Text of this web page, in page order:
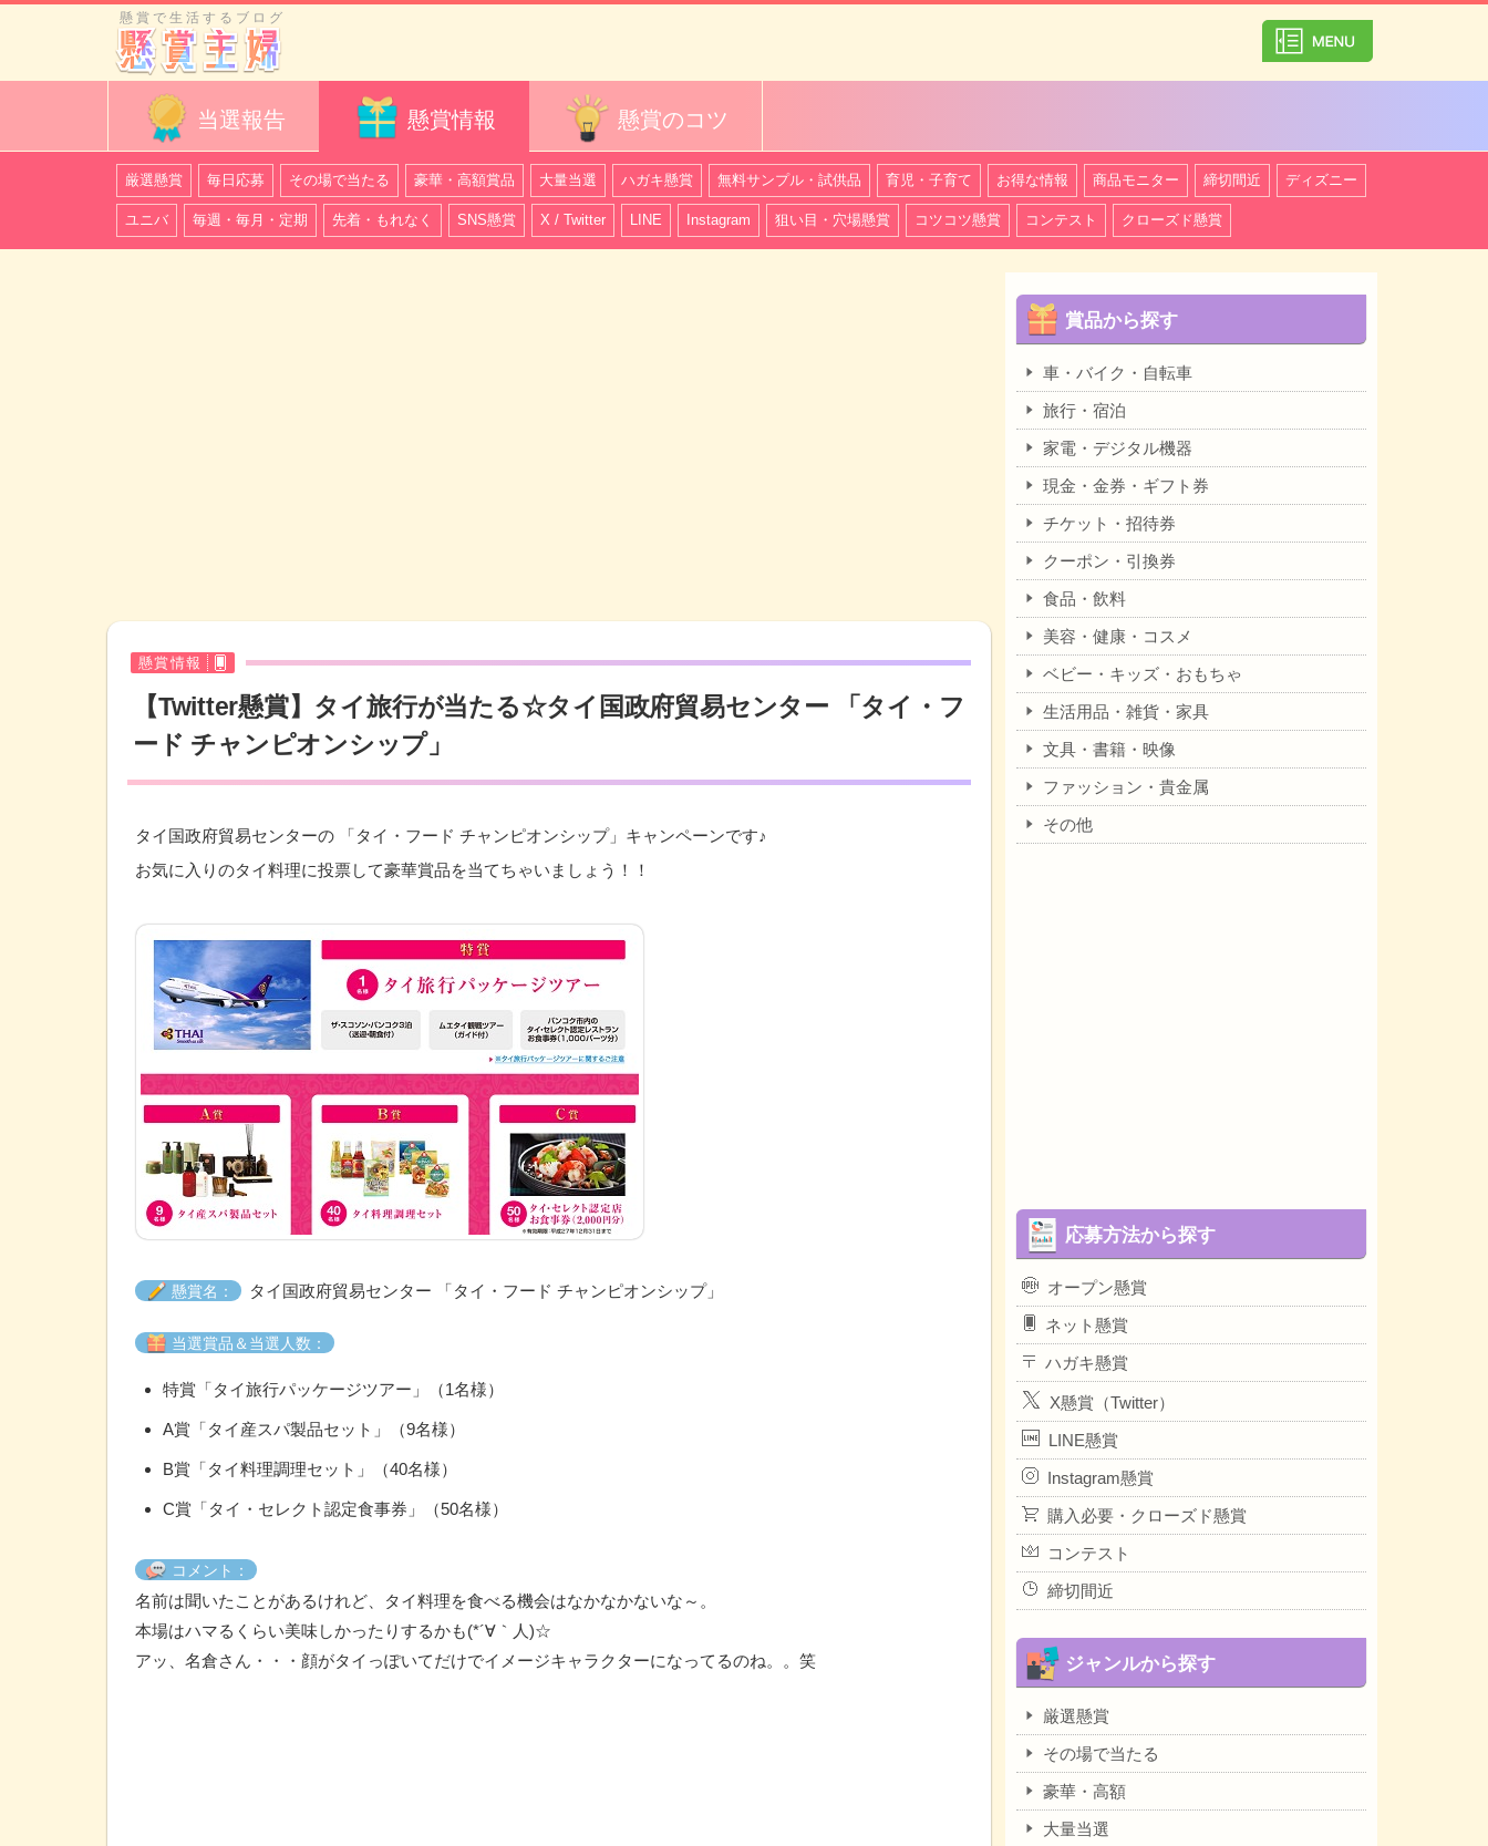
懸賞で生活するブログ
当選報告 懸賞情報 懸賞のコツ
厳選懸賞 毎日応募 その場で当たる 豪華・高額賞品 大量当選 ハガキ懸賞 無料サンプル・試供品 育児・子育て お得な情報 商品モニター 締切間近 ディズニー
ユニバ 毎週・毎月・定期 先着・もれなく SNS懸賞 X / Twitter LINE Instagram 狙い目・穴場懸賞 コツコツ懸賞 コンテスト クローズド懸賞
懸賞情報
【Twitter懸賞】タイ旅行が当たる☆タイ国政府貿易センター 「タイ・フ
ード チャンピオンシップ」
タイ国政府貿易センターの 「タイ・フード チャンピオンシップ」キャンペーンです♪
お気に入りのタイ料理に投票して豪華賞品を当てちゃいましょう！！
懸賞名： タイ国政府貿易センター 「タイ・フード チャンピオンシップ」
当選賞品＆当選人数：
特賞「タイ旅行パッケージツアー」（1名様）
A賞「タイ産スパ製品セット」（9名様）
B賞「タイ料理調理セット」（40名様）
C賞「タイ・セレクト認定食事券」（50名様）
コメント：
名前は聞いたことがあるけれど、タイ料理を食べる機会はなかなかないな～。
本場はハマるくらい美味しかったりするかも(*´∀｀人)☆
アッ、名倉さん・・・顔がタイっぽいてだけでイメージキャラクターになってるのね。。笑
賞品から探す
車・バイク・自転車
旅行・宿泊
家電・デジタル機器
現金・金券・ギフト券
チケット・招待券
クーポン・引換券
食品・飲料
美容・健康・コスメ
ベビー・キッズ・おもちゃ
生活用品・雑貨・家具
文具・書籍・映像
ファッション・貴金属
その他
応募方法から探す
オープン懸賞
ネット懸賞
ハガキ懸賞
X懸賞（Twitter）
LINE懸賞
Instagram懸賞
購入必要・クローズド懸賞
コンテスト
締切間近
ジャンルから探す
厳選懸賞
その場で当たる
豪華・高額
大量当選